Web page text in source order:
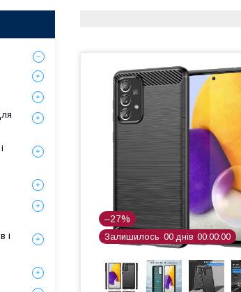
–27%
Залишилось 00 днів 00 00 00
і